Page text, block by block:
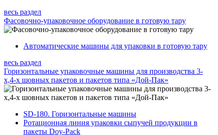
весь раздел
Фасовочно-упаковочное оборудование в готовую тару
Автоматические машины для упаковки в готовую тару
весь раздел
Горизонтальные упаковочные машины для производства 3-
х,4-х шовных пакетов и пакетов типа «Дой-Пак»
SD-180. Горизонтальные машины
Ротационная линия упаковки сыпучей продукции в
пакеты Doy-Pack